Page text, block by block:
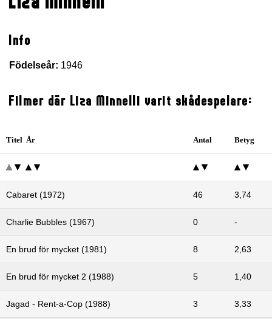
Info
Födelseår: 1946
Filmer där Liza Minnelli varit skådespelare:
Titel År Antal Betyg
Cabaret (1972) 46 3,74
Charlie Bubbles (1967) 0 -
En brud för mycket (1981) 8 2,63
En brud för mycket 2 (1988) 5 1,40
Jagad - Rent-a-Cop (1988) 3 3,33